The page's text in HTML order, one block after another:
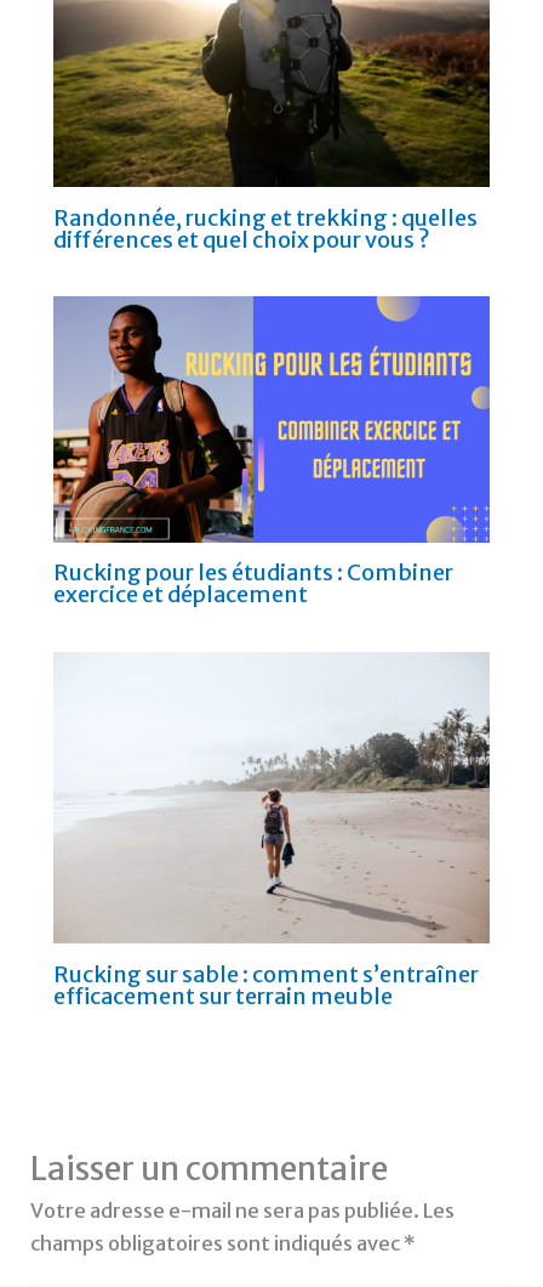
Randonnée, rucking et trekking : quelles
différences et quel choix pour vous ?
Rucking pour les étudiants : Combiner
exercice et déplacement
Rucking sur sable : comment s’entraîner
efficacement sur terrain meuble
Laisser un commentaire
Votre adresse e-mail ne sera pas publiée. Les
champs obligatoires sont indiqués avec *